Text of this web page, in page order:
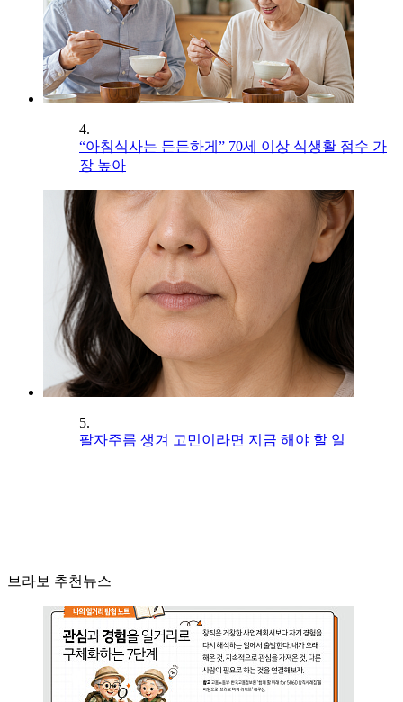
4.
“아침식사는 든든하게” 70세 이상 식생활 점수 가
장 높아
5.
팔자주름 생겨 고민이라면 지금 해야 할 일
브라보 추천뉴스